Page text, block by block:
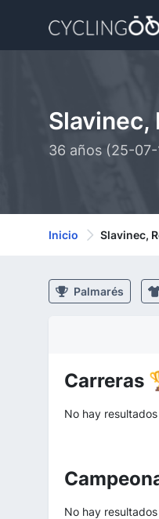
Slavinec,
36 años (25-
Inicio Slavinec,
Palmarés
Carreras
No hay resultados
No hay resultados